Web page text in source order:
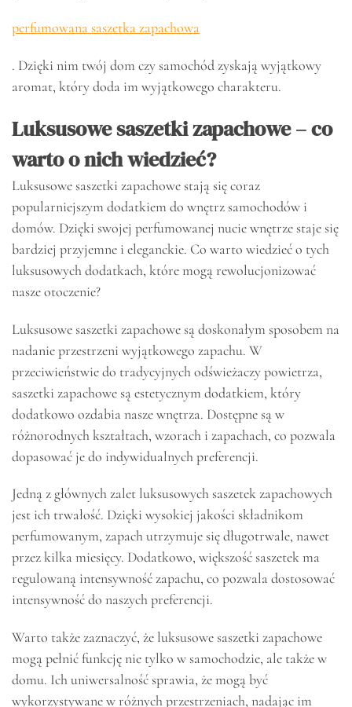
perfumowana saszetka zapachowa
. Dzięki nim twój dom czy samochód zyskają wyjątkowy
aromat, który doda im wyjątkowego charakteru.
Luksusowe saszetki zapachowe – co
warto o nich wiedzieć?
Luksusowe saszetki zapachowe stają się coraz
popularniejszym dodatkiem do wnętrz samochodów i
domów. Dzięki swojej perfumowanej nucie wnętrze staje się
bardziej przyjemne i eleganckie. Co warto wiedzieć o tych
luksusowych dodatkach, które mogą rewolucjonizować
nasze otoczenie?
Luksusowe saszetki zapachowe są doskonałym sposobem na
nadanie przestrzeni wyjątkowego zapachu. W
przeciwieństwie do tradycyjnych odświeżaczy powietrza,
saszetki zapachowe są estetycznym dodatkiem, który
dodatkowo ozdabia nasze wnętrza. Dostępne są w
różnorodnych kształtach, wzorach i zapachach, co pozwala
dopasować je do indywidualnych preferencji.
Jedną z głównych zalet luksusowych saszetek zapachowych
jest ich trwałość. Dzięki wysokiej jakości składnikom
perfumowanym, zapach utrzymuje się długotrwale, nawet
przez kilka miesięcy. Dodatkowo, większość saszetek ma
regulowaną intensywność zapachu, co pozwala dostosować
intensywność do naszych preferencji.
Warto także zaznaczyć, że luksusowe saszetki zapachowe
mogą pełnić funkcję nie tylko w samochodzie, ale także w
domu. Ich uniwersalność sprawia, że mogą być
wykorzystywane w różnych przestrzeniach, nadając im